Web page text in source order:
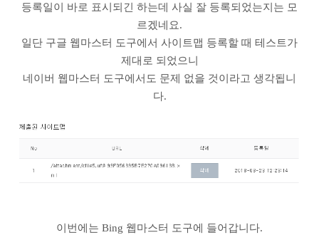
등록일이 바로 표시되긴 하는데 사실 잘 등록되었는지는 모
르겠네요.
일단 구글 웹마스터 도구에서 사이트맵 등록할 때 테스트가
제대로 되었으니
네이버 웹마스터 도구에서도 문제 없을 것이라고 생각됩니
다.
이번에는 Bing 웹마스터 도구에 들어갑니다.